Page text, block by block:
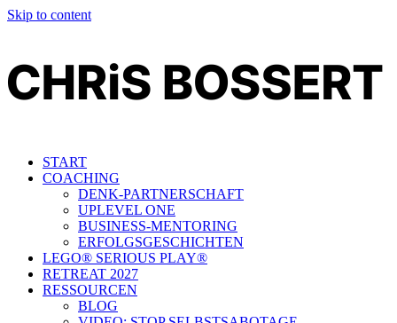
Skip to content
START
COACHING
DENK-PARTNERSCHAFT
UPLEVEL ONE
BUSINESS-MENTORING
ERFOLGSGESCHICHTEN
LEGO® SERIOUS PLAY®​
RETREAT 2027
RESSOURCEN
BLOG